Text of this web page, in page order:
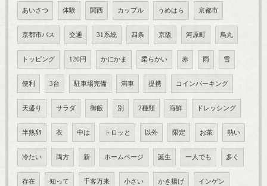
あいさつ 体験 関西 カップル うめはら 京都市
京都市バス 交通 31系統 四条 京阪 河原町 烏丸
トッピング 120円 かにかま 柔らかい 赤 雨 雪
便利 3台 駐車場完備 満車 提携 コインパーキング
天盛り サラダ 御飯 別 2種類 海鮮 ドレッシング
半熟卵 衣 中は トロッと 以外 限定 お茶 熱い
冷たい 両方 新 ホームページ 誕生 一人でも 多く
存在 知って 千客万来 小さい かき揚げ インゲン